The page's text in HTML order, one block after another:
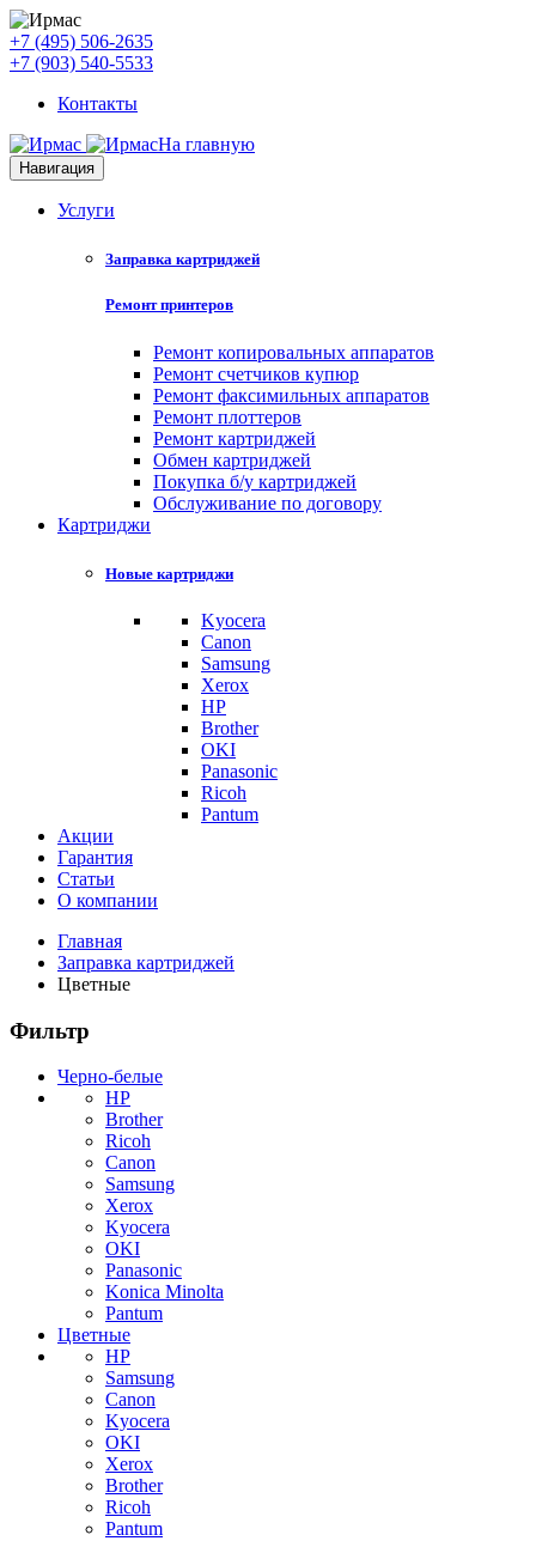
+7 (495) 506-2635
+7 (903) 540-5533
Контакты
На главную
Навигация
Услуги
Заправка картриджей
Ремонт принтеров
Ремонт копировальных аппаратов
Ремонт счетчиков купюр
Ремонт факсимильных аппаратов
Ремонт плоттеров
Ремонт картриджей
Обмен картриджей
Покупка б/у картриджей
Обслуживание по договору
Картриджи
Новые картриджи
Kyocera
Canon
Samsung
Xerox
HP
Brother
OKI
Panasonic
Ricoh
Pantum
Акции
Гарантия
Статьи
О компании
Главная
Заправка картриджей
Цветные
Фильтр
Черно-белые
HP
Brother
Ricoh
Canon
Samsung
Xerox
Kyocera
OKI
Panasonic
Konica Minolta
Pantum
Цветные
HP
Samsung
Canon
Kyocera
OKI
Xerox
Brother
Ricoh
Pantum